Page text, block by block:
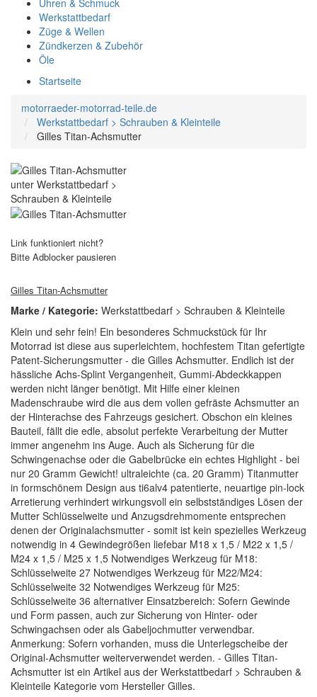
Uhren & Schmuck
Werkstattbedarf
Züge & Wellen
Zündkerzen & Zubehör
Öle
Startseite
motorraeder-motorrad-teile.de
Werkstattbedarf > Schrauben & Kleinteile
Gilles Titan-Achsmutter
Link funktioniert nicht?
Bitte Adblocker pausieren
Gilles Titan-Achsmutter
Marke / Kategorie: Werkstattbedarf > Schrauben & Kleinteile
Klein und sehr fein! Ein besonderes Schmuckstück für Ihr
Motorrad ist diese aus superleichtem, hochfestem Titan gefertigte
Patent-Sicherungsmutter - die Gilles Achsmutter. Endlich ist der
hässliche Achs-Splint Vergangenheit, Gummi-Abdeckkappen
werden nicht länger benötigt. Mit Hilfe einer kleinen
Madenschraube wird die aus dem vollen gefräste Achsmutter an
der Hinterachse des Fahrzeugs gesichert. Obschon ein kleines
Bauteil, fällt die edle, absolut perfekte Verarbeitung der Mutter
immer angenehm ins Auge. Auch als Sicherung für die
Schwingenachse oder die Gabelbrücke ein echtes Highlight - bei
nur 20 Gramm Gewicht! ultraleichte (ca. 20 Gramm) Titanmutter
in formschönem Design aus ti6alv4 patentierte, neuartige pin-lock
Arretierung verhindert wirkungsvoll ein selbstständiges Lösen der
Mutter Schlüsselweite und Anzugsdrehmomente entsprechen
denen der Originalachsmutter - somit ist kein spezielles Werkzeug
notwendig in 4 Gewindegrößen liefebar M18 x 1,5 / M22 x 1,5 /
M24 x 1,5 / M25 x 1,5 Notwendiges Werkzeug für M18:
Schlüsselweite 27 Notwendiges Werkzeug für M22/M24:
Schlüsselweite 32 Notwendiges Werkzeug für M25:
Schlüsselweite 36 alternativer Einsatzbereich: Sofern Gewinde
und Form passen, auch zur Sicherung von Hinter- oder
Schwingachsen oder als Gabeljochmutter verwendbar.
Anmerkung: Sofern vorhanden, muss die Unterlegscheibe der
Original-Achsmutter weiterverwendet werden. - Gilles Titan-
Achsmutter ist ein Artikel aus der Werkstattbedarf > Schrauben &
Kleinteile Kategorie vom Hersteller Gilles.